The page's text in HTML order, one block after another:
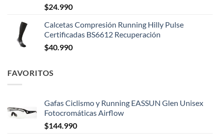
$24.990
Calcetas Compresión Running Hilly Pulse
Certificadas BS6612 Recuperación
$40.990
FAVORITOS
Gafas Ciclismo y Running EASSUN Glen Unisex
Fotocromáticas Airflow
$144.990